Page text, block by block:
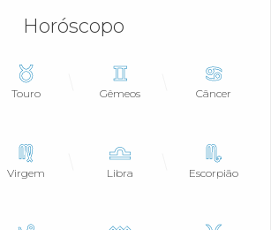
Horóscopo
Touro Gêmeos Câncer
Virgem Libra Escorpião